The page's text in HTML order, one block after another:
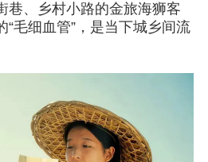
巷、乡村小路的金旅海狮客
“毛细血管”，是当下城乡间流